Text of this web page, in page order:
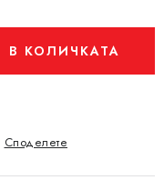
В КОЛИЧКАТА
Споделете